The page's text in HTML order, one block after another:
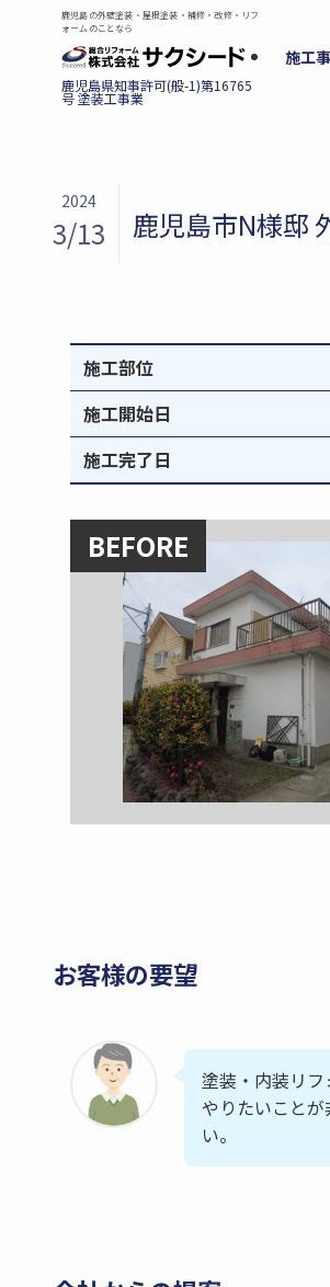
鹿児島の外壁塗装・屋根塗装・補修・改修・リフ
ォームのことなら
施工
鹿児島市N様邸
2024
3/13
施工部位
施工開始日
施工完了日
BEFORE
お客様の要望
塗装・内装リ
やりたいこと
い。